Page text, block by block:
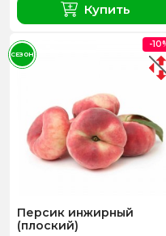
Купить
Персик инжирный
(плоский)
-
СЕЗОН